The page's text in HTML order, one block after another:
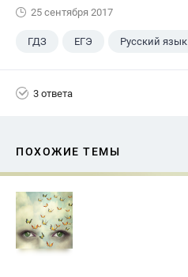
25 сентября 2017
ГДЗ ЕГЭ Русский язык
3 ответа
ПОХОЖИЕ ТЕМЫ